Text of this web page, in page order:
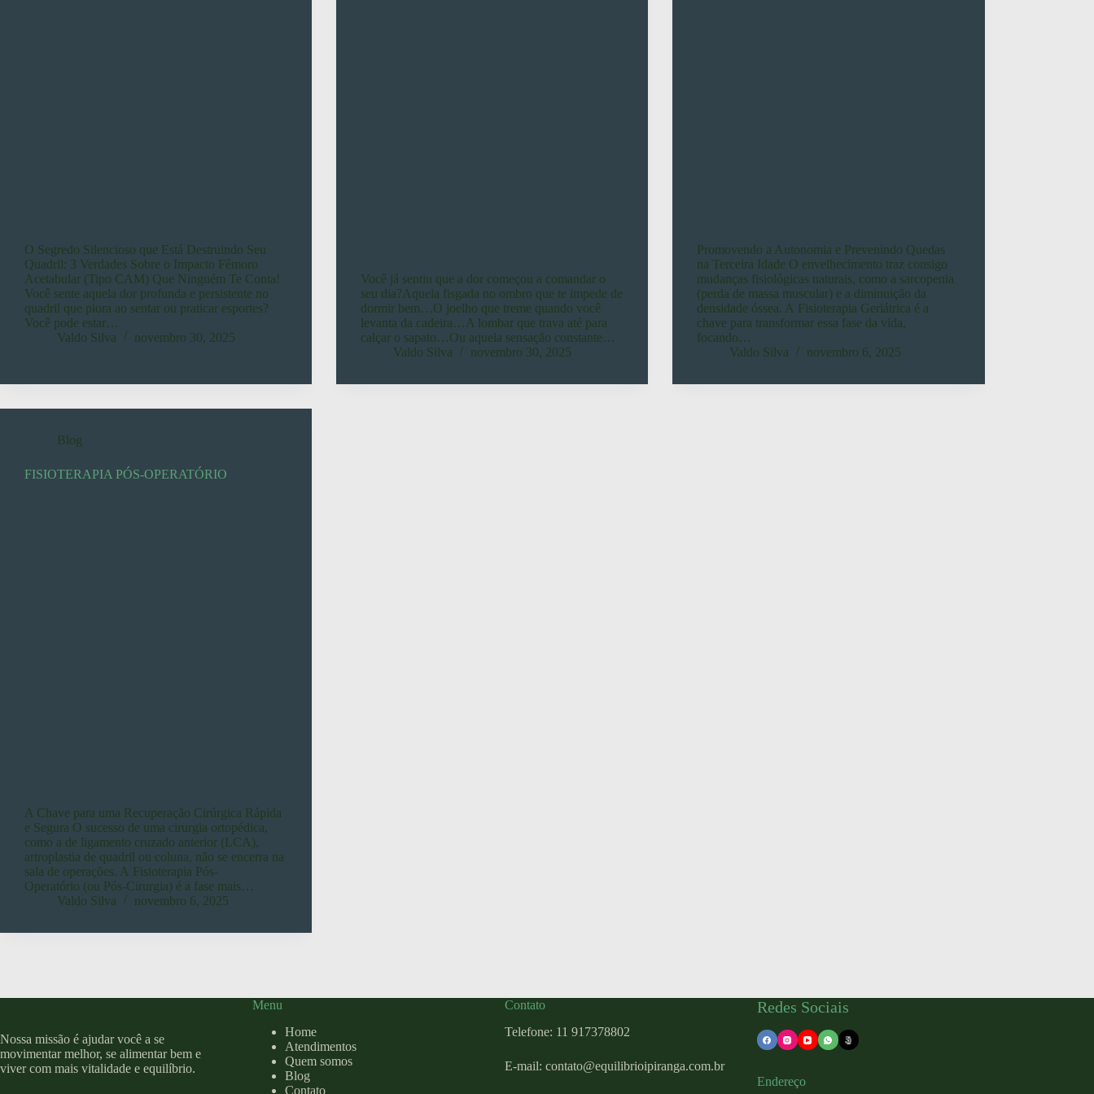
O Segredo Silencioso que Está Destruindo Seu
Quadril: 3 Verdades Sobre o Impacto Fêmoro
Acetabular (Tipo CAM) Que Ninguém Te Conta!
Você sente aquela dor profunda e persistente no
quadril que piora ao sentar ou praticar esportes?
Você pode estar…
Valdo Silva
novembro 30, 2025
Você já sentiu que a dor começou a comandar o
seu dia?Aquela fisgada no ombro que te impede de
dormir bem…O joelho que treme quando você
levanta da cadeira…A lombar que trava até para
calçar o sapato…Ou aquela sensação constante…
Valdo Silva
novembro 30, 2025
Promovendo a Autonomia e Prevenindo Quedas
na Terceira Idade O envelhecimento traz consigo
mudanças fisiológicas naturais, como a sarcopenia
(perda de massa muscular) e a diminuição da
densidade óssea. A Fisioterapia Geriátrica é a
chave para transformar essa fase da vida,
focando…
Valdo Silva
novembro 6, 2025
Blog
FISIOTERAPIA PÓS-OPERATÓRIO
A Chave para uma Recuperação Cirúrgica Rápida
e Segura O sucesso de uma cirurgia ortopédica,
como a de ligamento cruzado anterior (LCA),
artroplastia de quadril ou coluna, não se encerra na
sala de operações. A Fisioterapia Pós-
Operatório (ou Pós-Cirurgia) é a fase mais…
Valdo Silva
novembro 6, 2025
Nossa missão é ajudar você a se
movimentar melhor, se alimentar bem e
viver com mais vitalidade e equilíbrio.
Menu
Home
Atendimentos
Quem somos
Blog
Contato
Contato
Telefone: 11 917378802
E-mail: contato@equilibrioipiranga.com.br
Redes Sociais
Endereço